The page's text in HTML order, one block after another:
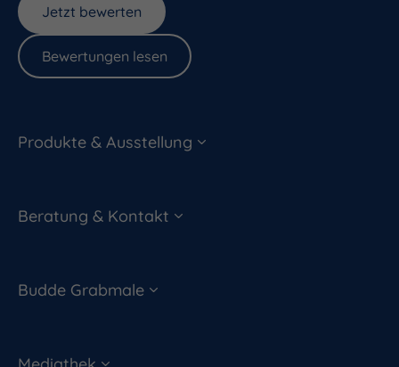
Jetzt bewerten
Bewertungen lesen
Produkte & Ausstellung
Beratung & Kontakt
Budde Grabmale